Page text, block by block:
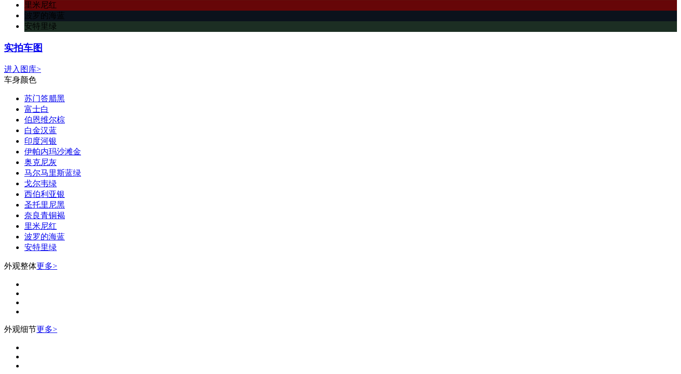
里米尼红
波罗的海蓝
安特里绿
实拍车图
进入图库>
车身颜色
苏门答腊黑
富士白
伯恩维尔棕
白金汉蓝
印度河银
伊帕内玛沙滩金
奥克尼灰
马尔马里斯蓝绿
戈尔韦绿
西伯利亚银
圣托里尼黑
奈良青铜褐
里米尼红
波罗的海蓝
安特里绿
外观整体更多>
外观细节更多>